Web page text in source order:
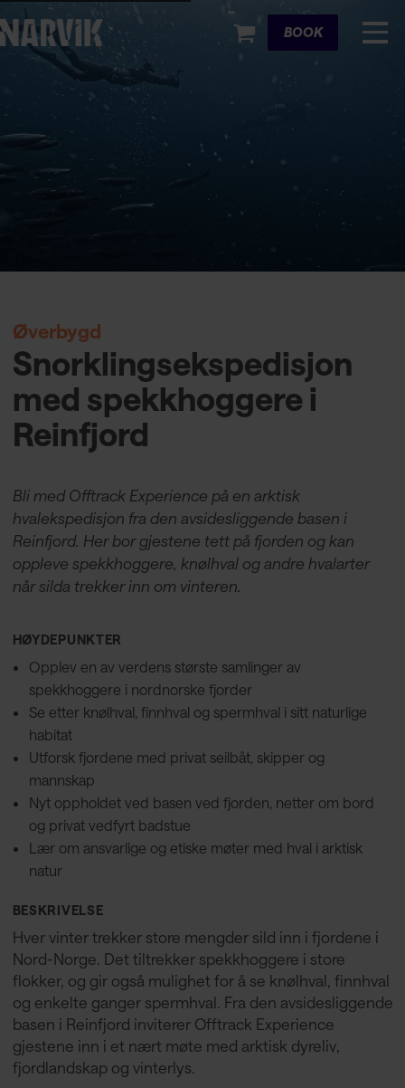
Cart
BOOK
Øverbygd
Snorklingsekspedisjon
med spekkhoggere i
Reinfjord
Bli med Offtrack Experience på en arktisk
hvalekspedisjon fra den avsidesliggende basen i
Reinfjord. Her bor gjestene tett på fjorden og kan
oppleve spekkhoggere, knølhval og andre hvalarter
når silda trekker inn om vinteren.
HØYDEPUNKTER
Opplev en av verdens største samlinger av
spekkhoggere i nordnorske fjorder
Se etter knølhval, finnhval og spermhval i sitt naturlige
habitat
Utforsk fjordene med privat seilbåt, skipper og
mannskap
Nyt oppholdet ved basen ved fjorden, netter om bord
og privat vedfyrt badstue
Lær om ansvarlige og etiske møter med hval i arktisk
natur
BESKRIVELSE
Hver vinter trekker store mengder sild inn i fjordene i
Nord-Norge. Det tiltrekker spekkhoggere i store
flokker, og gir også mulighet for å se knølhval, finnhval
og enkelte ganger spermhval. Fra den avsidesliggende
basen i Reinfjord inviterer Offtrack Experience
gjestene inn i et nært møte med arktisk dyreliv,
fjordlandskap og vinterlys.